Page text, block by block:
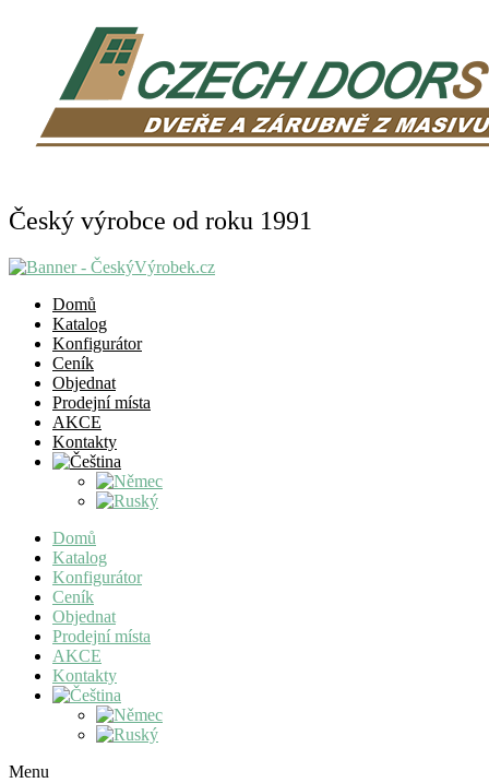
Český výrobce od roku 1991
Domů
Katalog
Konfigurátor
Ceník
Objednat
Prodejní místa
AKCE
Kontakty
Domů
Katalog
Konfigurátor
Ceník
Objednat
Prodejní místa
AKCE
Kontakty
Menu